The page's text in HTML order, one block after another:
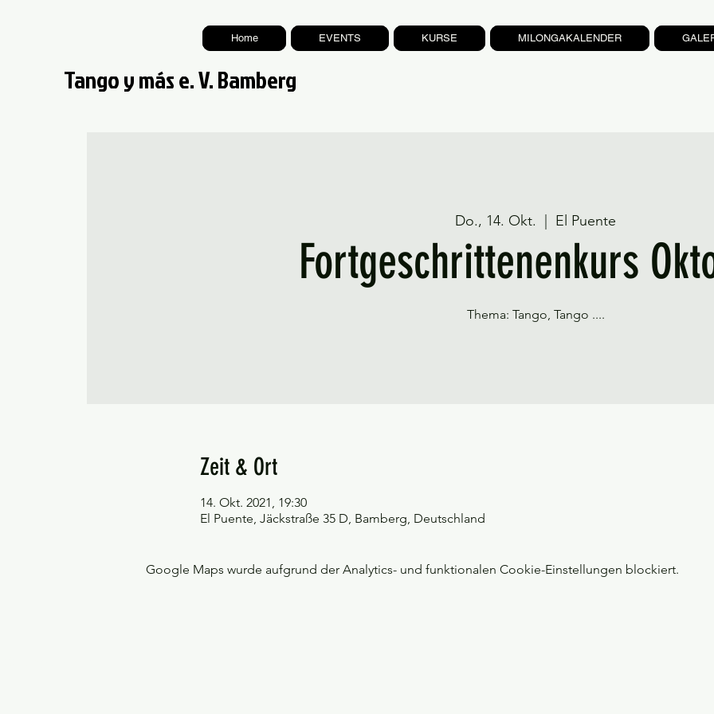
Home EVENTS KURSE MILONGAKALENDER
Tango y más e. V. Bamberg
Do., 14. Okt. El Puente
Fortgeschrittenenkurs
Thema: Tango, Tango ....
Zeit & Ort
14. Okt. 2021, 19:30
El Puente, Jäckstraße 35 D, Bamberg, Deutschland
Google Maps wurde aufgrund der Analytics- und funktionalen Cookie-Einstellungen blockiert.